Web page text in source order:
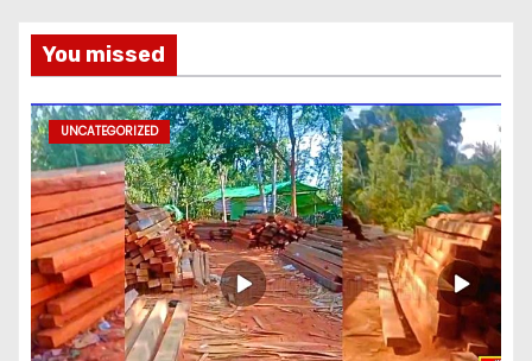
You missed
UNCATEGORIZED